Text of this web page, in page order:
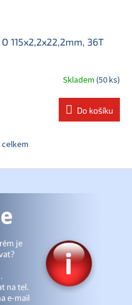
115x2,2x22,2mm, 36T
Skladem (50 ks)
Do košíku